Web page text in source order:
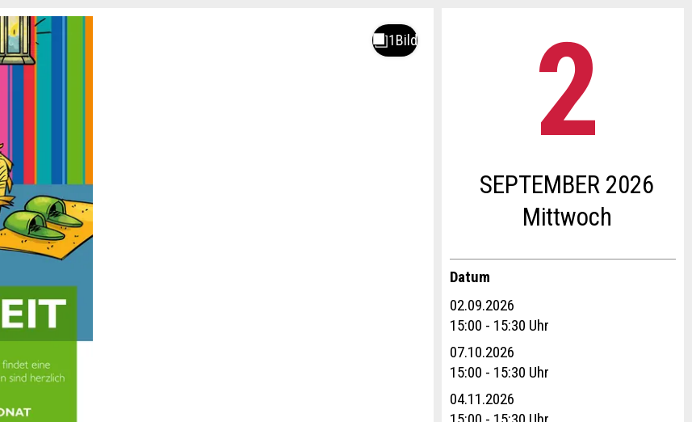
Mittwoch
2
SEPTEMBER 2026
Datum
02.09.2026
15:00 - 15:30 Uhr
07.10.2026
15:00 - 15:30 Uhr
04.11.2026